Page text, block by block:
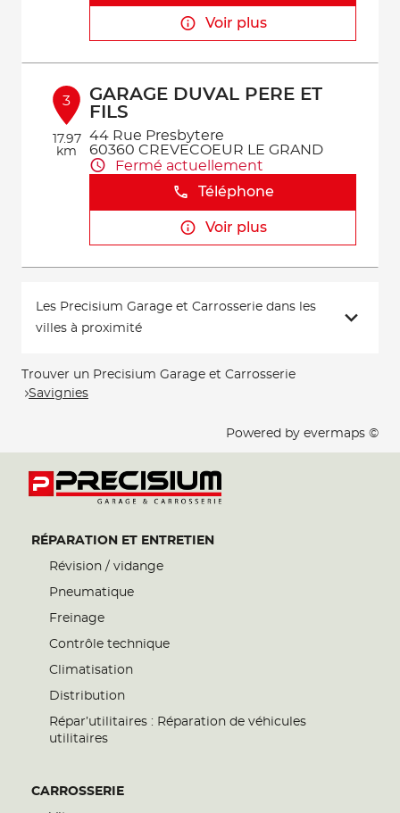
Voir plus
3
17.97
km
GARAGE DUVAL PERE ET
FILS
44 Rue Presbytere
60360 CREVECOEUR LE GRAND
Fermé actuellement
Téléphone
Voir plus
Les Precisium Garage et Carrosserie dans les
villes à proximité
Trouver un Precisium Garage et Carrosserie
Savignies
Powered by evermaps ©
RÉPARATION ET ENTRETIEN
Révision / vidange
Pneumatique
Freinage
Contrôle technique
Climatisation
Distribution
Répar’utilitaires : Réparation de véhicules
utilitaires
CARROSSERIE